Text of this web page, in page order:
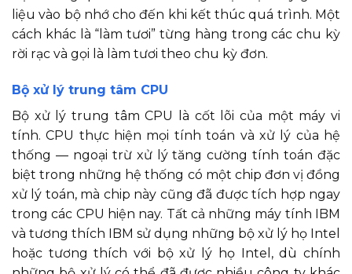
liệu vào bộ nhớ cho đến khi kết thúc quá trình. Một
cách khác là “làm tươi” từng hàng trong các chu kỳ
rời rạc và gọi là làm tươi theo chu kỳ đơn.
Bộ xử lý trung tâm CPU
Bộ xử lý trung tâm CPU là cốt lõi của một máy vi
tính. CPU thực hiện mọi tính toán và xử lý của hệ
thống — ngoại trừ xử lý tăng cường tính toán đặc
biệt trong những hệ thống có một chip đơn vị đồng
xử lý toán, mà chip này cũng đã được tích hợp ngay
trong các CPU hiện nay. Tất cả những máy tính IBM
và tương thích IBM sử dụng những bộ xử lý họ Intel
hoặc tương thích với bộ xử lý họ Intel, dù chính